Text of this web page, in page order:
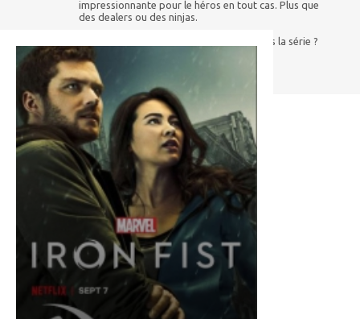
impressionnante pour le héros en tout cas. Plus que
des dealers ou des ninjas.
D'ailleurs, on sait si Steel Serpent est dans la série ?